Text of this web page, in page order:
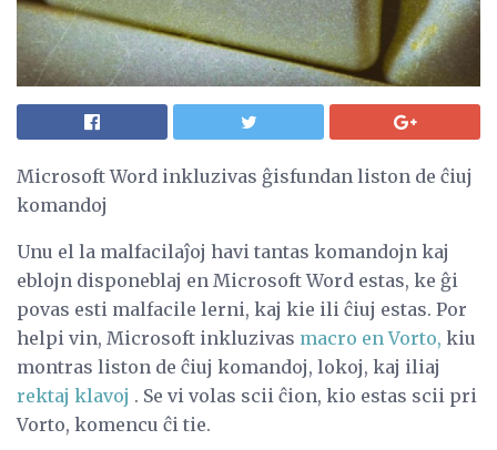
Microsoft Word inkluzivas ĝisfundan liston de ĉiuj
komandoj
Unu el la malfacilaĵoj havi tantas komandojn kaj
eblojn disponeblaj en Microsoft Word estas, ke ĝi
povas esti malfacile lerni, kaj kie ili ĉiuj estas. Por
helpi vin, Microsoft inkluzivas macro en Vorto, kiu
montras liston de ĉiuj komandoj, lokoj, kaj iliaj
rektaj klavoj . Se vi volas scii ĉion, kio estas scii pri
Vorto, komencu ĉi tie.